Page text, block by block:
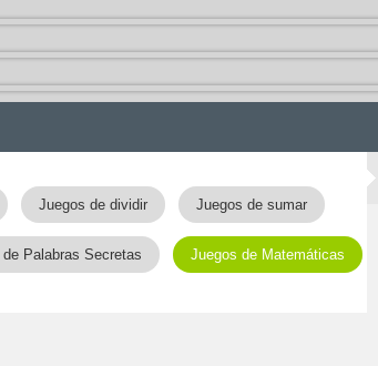
Juegos de dividir Juegos de sumar
Palabras Secretas Juegos de Matemáticas